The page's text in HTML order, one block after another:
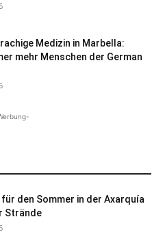
Medizin in Marbella:
mehr Menschen der German
für den Sommer in der Axarquía
Strände